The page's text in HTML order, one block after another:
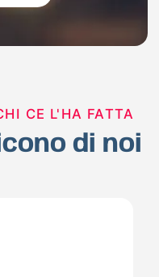
CE L'HA FATTA
di noi